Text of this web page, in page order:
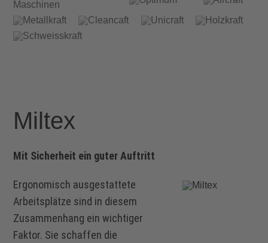
Miltex
Mit Sicherheit ein guter Auftritt
Ergonomisch ausgestattete
Arbeitsplätze sind in diesem
Zusammenhang ein wichtiger
Faktor. Sie schaffen die